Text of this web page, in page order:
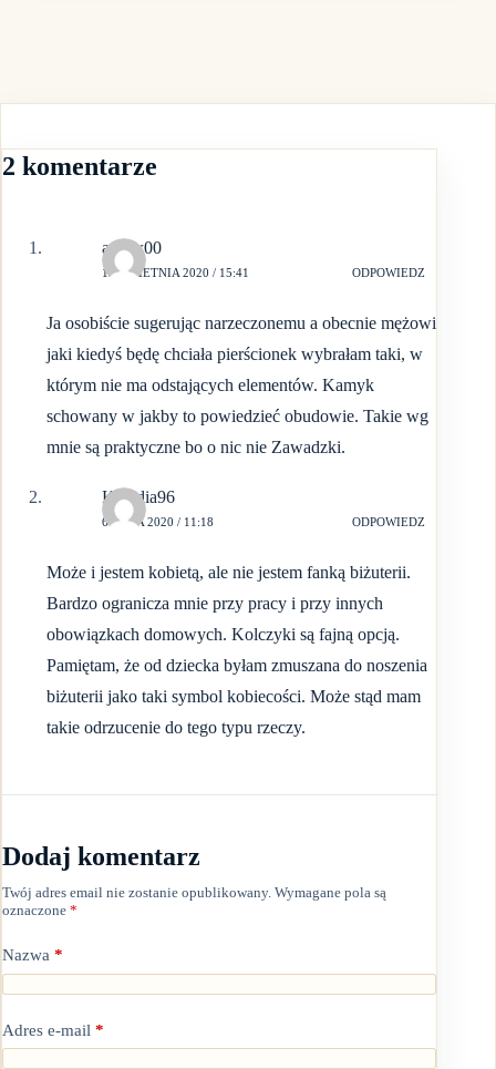
2 komentarze
aniaw00
12 KWIETNIA 2020 / 15:41 ODPOWIEDZ
Ja osobiście sugerując narzeczonemu a obecnie mężowi
jaki kiedyś będę chciała pierścionek wybrałam taki, w
którym nie ma odstających elementów. Kamyk
schowany w jakby to powiedzieć obudowie. Takie wg
mnie są praktyczne bo o nic nie Zawadzki.
Klaudia96
6 MAJA 2020 / 11:18 ODPOWIEDZ
Może i jestem kobietą, ale nie jestem fanką biżuterii.
Bardzo ogranicza mnie przy pracy i przy innych
obowiązkach domowych. Kolczyki są fajną opcją.
Pamiętam, że od dziecka byłam zmuszana do noszenia
biżuterii jako taki symbol kobiecości. Może stąd mam
takie odrzucenie do tego typu rzeczy.
Dodaj komentarz
Twój adres email nie zostanie opublikowany. Wymagane pola są
oznaczone *
Nazwa *
Adres e-mail *